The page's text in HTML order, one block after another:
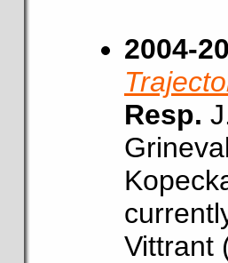
2004-
Resp.
Vittrant